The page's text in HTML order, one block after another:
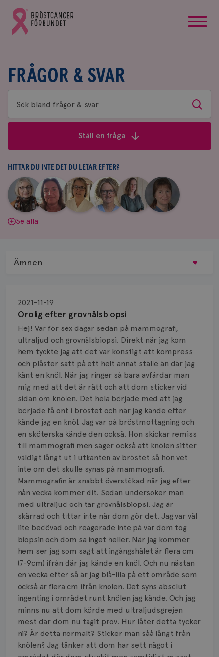
Gå
till
Bröstcancerförbundets
FRÅGOR & SVAR
Sök
bland
&
svar
Sök
Ställ en fråga
HITTAR DU INTE DET DU LETAR EFTER?
Aina
Johnsson
|
Anne
Andersson
Fredrika
Killander
|
Jeanette
Bäcklund
|
Maria
Edegran
|
Yvette
Andersson
Se alla
Orolig efter grovnålsbiopsi
2021-11-19
Hej! Var för sex dagar sedan på mammografi,
ultraljud och grovnålsbiopsi. Direkt när jag kom
hem tyckte jag att det var konstigt att kompress
och plåster satt på ett helt annat ställe än där jag
känt en knöl. När jag ringer så bara avfärdar man
mig med att det är rätt och att dom sticker vid
sidan om knölen. Det hela började med att jag
började få ont i bröstet och när jag kände efter
kände jag en knöl. Jag var på bröstmottagning och
en sköterska kände den också. Hon skickar remiss
till mammografi men säger också att knölen sitter
väldigt långt ut i utkanten av bröstet så hon vet
inte om det skulle synas på mammografi.
Mammografin är snabbt överstökad när jag efter
nån vecka kommer dit. Sedan undersöker man
med ultraljud och tar grovnålsbiopsi. Jag är
skärrad och tittar inte när dom gör det. Jag var väl
lite bedövad och reagerade inte på var dom tog
biopsin och dom sa inget heller. När jag kommer
hem ser jag som sagt att ingångshålet är flera cm
(7-9cm) ifrån där jag kände en knöl. Och nu nästan
en vecka efter så är jag blå-lila på ett område som
också är flera cm ifrån knölen. Det syns absolut
ingenting i området runt knölen jag kände. Och jag
minns nu att dom körde med ultraljudsgrejen
mest där dom nu tagit prov. Hur låter detta tycker
ni? Är detta normalt? Sticker man såå långt från
knölen? Jag tänker att dom har sett något i
Ämnen
Biopsi
Biverkningar
Bröstvårta
Knöl
Läkemedel
Typ av bröstcancer
Smärta
Prognos
Risker
Spridd bröstcancer
Strålning
Vätska